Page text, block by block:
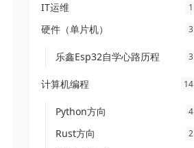
IT运维 1
硬件（单片机） 3
乐鑫Esp32自学心路历程 3
计算机编程 14
Python方向 4
Rust方向 2